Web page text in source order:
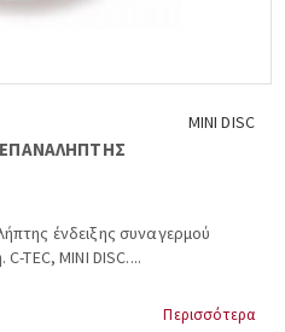
MINI DISC
ένδειξης συναγερμού
TEC, MINI DISC....
Περισσότερα